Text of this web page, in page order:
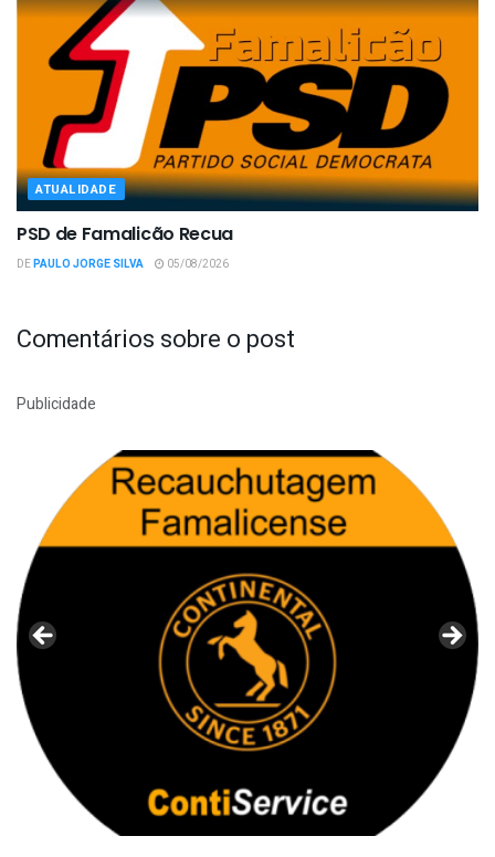
ATUALIDADE
PSD de Famalicão Recua
DEPAULO JORGE SILVA 05/08/2026
Comentários sobre o post
Publicidade